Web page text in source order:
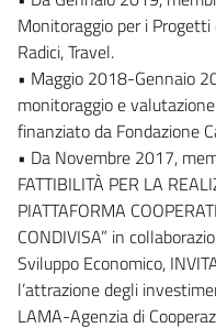
Monitoraggio per i
Radici, Travel.
• Maggio 2018-Gennaio
monitoraggio e
finanziato da Fondazione
• Da Novembre 2017,
FATTIBILITÀ PER LA
PIATTAFORMA
CONDIVISA” in
Sviluppo Economico,
l’attrazione degli
LAMA-Agenzia di